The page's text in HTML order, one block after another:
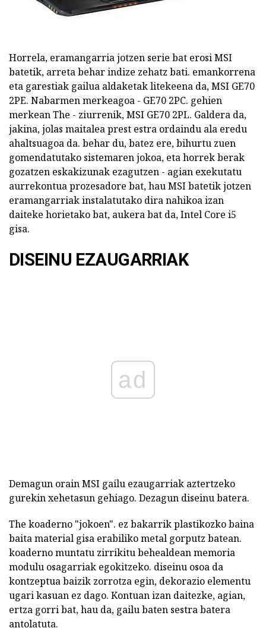
Horrela, eramangarria jotzen serie bat erosi MSI
batetik, arreta behar indize zehatz bati. emankorrena
eta garestiak gailua aldaketak litekeena da, MSI GE70
2PE. Nabarmen merkeagoa - GE70 2PC. gehien
merkean The - ziurrenik, MSI GE70 2PL. Galdera da,
jakina, jolas maitalea prest estra ordaindu ala eredu
ahaltsuagoa da. behar du, batez ere, bihurtu zuen
gomendatutako sistemaren jokoa, eta horrek berak
gozatzen eskakizunak ezagutzen - agian exekutatu
aurrekontua prozesadore bat, hau MSI batetik jotzen
eramangarriak instalatutako dira nahikoa izan
daiteke horietako bat, aukera bat da, Intel Core i5
gisa.
DISEINU EZAUGARRIAK
ad
Demagun orain MSI gailu ezaugarriak aztertzeko
gurekin xehetasun gehiago. Dezagun diseinu batera.
The koaderno "jokoen". ez bakarrik plastikozko baina
baita material gisa erabiliko metal gorputz batean.
koaderno muntatu zirrikitu behealdean memoria
modulu osagarriak egokitzeko. diseinu osoa da
kontzeptua baizik zorrotza egin, dekorazio elementu
ugari kasuan ez dago. Kontuan izan daitezke, agian,
ertza gorri bat, hau da, gailu baten sestra batera
antolatuta.